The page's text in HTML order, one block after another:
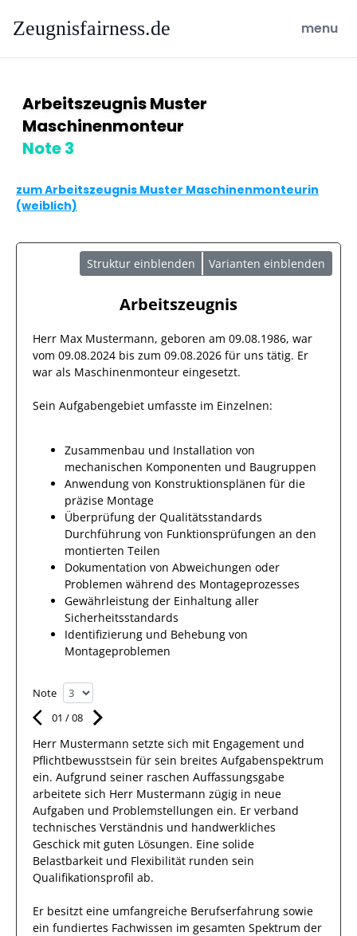
Zeugnisfairness.de open
menu
Arbeitszeugnis Muster
Maschinenmonteur
Note 3
zum Arbeitszeugnis Muster Maschinenmonteurin
(weiblich)
Struktur einblenden Varianten einblenden
Arbeitszeugnis
Herr Max Mustermann, geboren am 09.08.1986, war
vom 09.08.2024 bis zum 09.08.2026 für uns tätig. Er
war als Maschinenmonteur eingesetzt.
Sein Aufgabengebiet umfasste im Einzelnen:
Zusammenbau und Installation von
mechanischen Komponenten und Baugruppen
Anwendung von Konstruktionsplänen für die
präzise Montage
Überprüfung der Qualitätsstandards
Durchführung von Funktionsprüfungen an den
montierten Teilen
Dokumentation von Abweichungen oder
Problemen während des Montageprozesses
Gewährleistung der Einhaltung aller
Sicherheitsstandards
Identifizierung und Behebung von
Montageproblemen
Note
01 /08
Herr Mustermann setzte sich mit Engagement und
Pflichtbewusstsein für sein breites Aufgabenspektrum
ein. Aufgrund seiner raschen Auffassungsgabe
arbeitete sich Herr Mustermann zügig in neue
Aufgaben und Problemstellungen ein. Er verband
technisches Verständnis und handwerkliches
Geschick mit guten Lösungen. Eine solide
Belastbarkeit und Flexibilität runden sein
Qualifikationsprofil ab.
Er besitzt eine umfangreiche Berufserfahrung sowie
ein fundiertes Fachwissen im gesamten Spektrum der